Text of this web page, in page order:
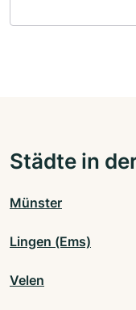
Städte in
Münster
Lingen (Ems)
Velen